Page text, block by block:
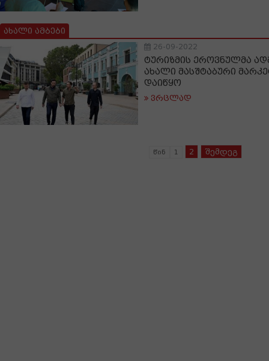
ახალი ამბები
26-09-2022
ტურიზმის ეროვნულმა
ახალი მასშტაბური
დაიწყო
ვრცლად
წინ 1 2 შემდეგ